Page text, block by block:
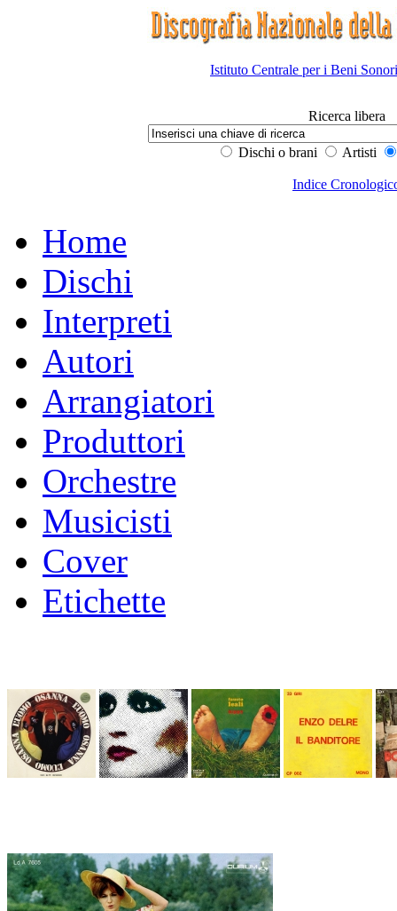
Istituto Centrale per i Beni
Ricerca libera
Dischi o brani Artisti
Indice
Home
Dischi
Interpreti
Autori
Arrangiatori
Produttori
Orchestre
Musicisti
Cover
Etichette